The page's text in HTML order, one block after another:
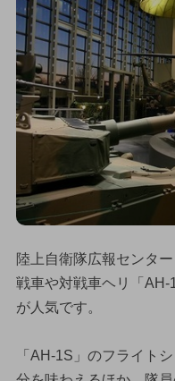
陸上自衛隊広報センタ
戦車や対戦車ヘリ「
が人気です。
「AH-1S」のフライト